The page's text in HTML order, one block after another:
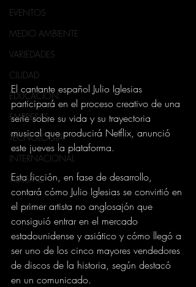
EVENTOS
MEDIO AMBIENTE
VARIEDADES
CIUDAD
EDUCACION
EMPRESAS
TECNOLOGIA
INTERNACIONAL
TURISMO
El cantante español Julio Iglesias
participará en el proceso creativo de una
serie sobre su vida y su trayectoria
musical que producirá Netflix, anunció
este jueves la plataforma.
Esta ficción, en fase de desarrollo,
contará cómo Julio Iglesias se convirtió en
el primer artista no anglosajón que
consiguió entrar en el mercado
estadounidense y asiático y cómo llegó a
ser uno de los cinco mayores vendedores
de discos de la historia, según destacó
en un comunicado.